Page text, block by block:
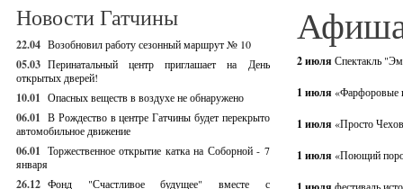
Новости Гатчины
22.04 Возобновил работу сезонный маршрут № 10
05.03 Перинатальный центр приглашает на День
открытых дверей!
10.01 Опасных веществ в воздухе не обнаружено
06.01 В Рождество в центре Гатчины будет перекрыто
автомобильное движение
06.01 Торжественное открытие катка на Соборной - 7
января
26.12 Фонд "Счастливое будущее" вместе с
2 июля Спектакль
1 июля «Фарфоровые
1 июля «Просто
1 июля «Поющий